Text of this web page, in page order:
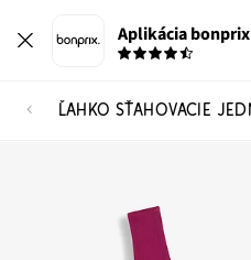
Aplikácia bonprix